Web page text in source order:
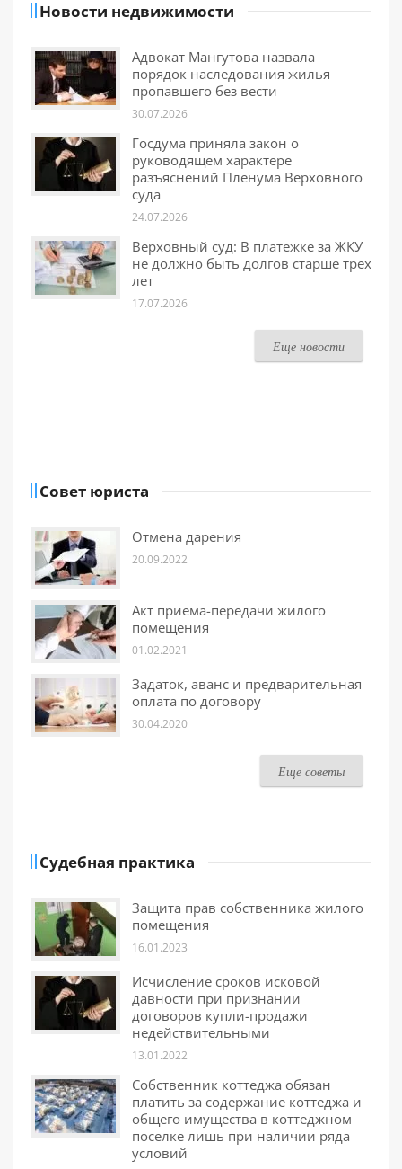
Новости недвижимости
Адвокат Мангутова назвала
порядок наследования жилья
пропавшего без вести
30.07.2026
Госдума приняла закон о
руководящем характере
разъяснений Пленума Верховного
суда
24.07.2026
Верховный суд: В платежке за ЖКУ
не должно быть долгов старше трех
лет
17.07.2026
Еще новости
Совет юриста
Отмена дарения
20.09.2022
Акт приема-передачи жилого
помещения
01.02.2021
Задаток, аванс и предварительная
оплата по договору
30.04.2020
Еще советы
Судебная практика
Защита прав собственника жилого
помещения
16.01.2023
Исчисление сроков исковой
давности при признании
договоров купли-продажи
недействительными
13.01.2022
Собственник коттеджа обязан
платить за содержание коттеджа и
общего имущества в коттеджном
поселке лишь при наличии ряда
условий